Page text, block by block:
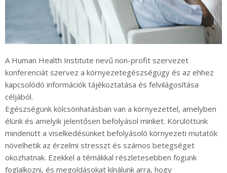
A Human Health Institute nevű non-profit szervezet
konferenciát szervez a környezetegészségügy és az ehhez
kapcsolódó információk tájékoztatása és felvilágosítása
céljából.
Egészségünk kölcsönhatásban van a környezettel, amelyben
élünk és amelyik jelentősen befolyásol minket. Körülöttünk
mindenütt a viselkedésünket befolyásoló környezeti mutatók
növelhetik az érzelmi stresszt és számos betegséget
okozhatnak. Ezekkel a témákkal részletesebben fogunk
foglalkozni, és megoldásokat kínálunk arra, hogy